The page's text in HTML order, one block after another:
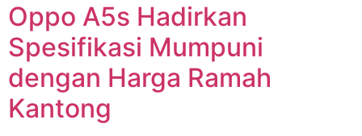
Oppo A5s Hadirkan
Spesifikasi Mumpuni
dengan Harga Ramah
Kantong